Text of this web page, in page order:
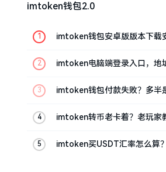
imtoken钱包2.0
imtoken钱包安卓版版本下载
imtoken电脑端登录入口，地
imtoken钱包付款失败？多半
imtoken转币老卡着？老玩家
imtoken买USDT汇率怎么算